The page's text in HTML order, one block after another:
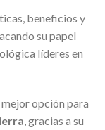
beneficios y
su papel
líderes en
opción para
, gracias a su